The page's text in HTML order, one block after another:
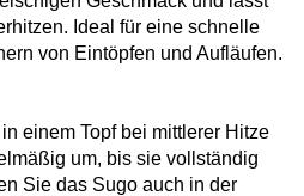
Ideal für eine schnelle
von Eintöpfen und Aufläufen.
einem Topf bei mittlerer Hitze
um, bis sie vollständig
Sie das Sugo auch in der